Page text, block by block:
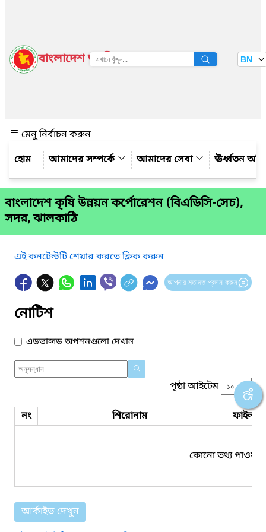
বাংলাদেশ জাতীয় তথ্য বাতায়ন BN
মেনু নির্বাচন করুন
আমাদের সম্পর্কে
আমাদের সেবা ঊর্ধ্বতন
বাংলাদেশ কৃষি উন্নয়ন কর্পোরেশন (বিএডিসি-সেচ),
সদর, ঝালকাঠি
এই কনটেন্টটি শেয়ার করতে ক্লিক করুন
আপনার মতামত প্রদান করুন
নোটিশ
এডভান্সড অপশনগুলো দেখান
পৃষ্ঠা আইটেম
নং শিরোনাম ফাইল
কোনো তথ্য পাওয়া
আর্কাইভ দেখুন